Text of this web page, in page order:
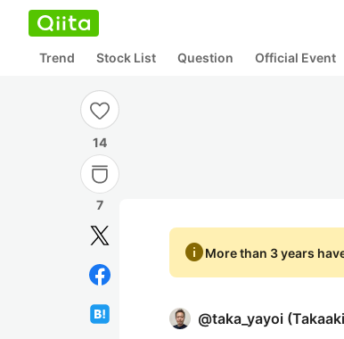
Trend Stock List Question Official Event
14
7
infoMore than 3 years
@taka_yayoi (